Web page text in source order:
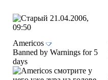
21.04.2006,
09:50
Americos
Banned by Warnings for 5
days